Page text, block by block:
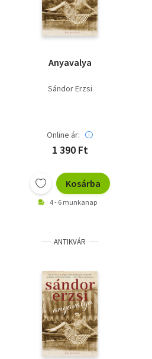
Anyavalya
Sándor Erzsi
Online ár:
1 390 Ft
Kosárba
4 - 6 munkanap
ANTIKVÁR